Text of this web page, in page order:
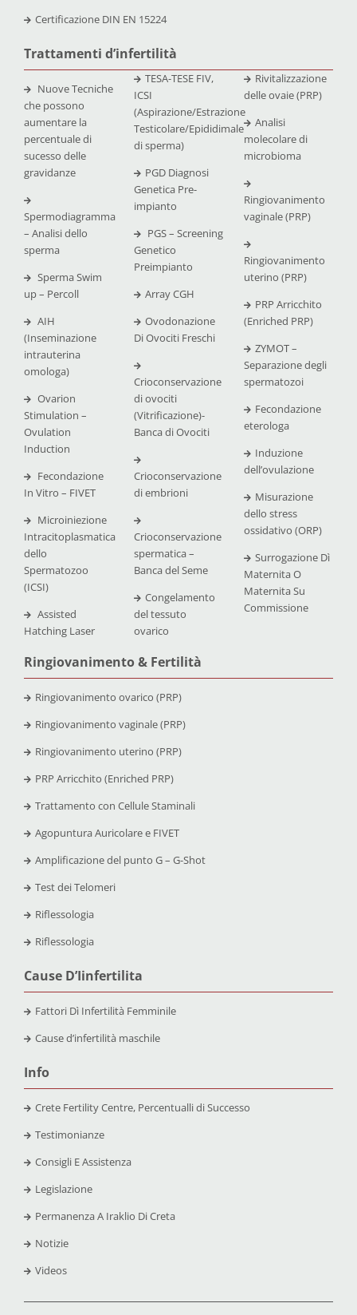
Certificazione DIN EN 15224
Trattamenti d’infertilità
Nuove Tecniche
che possono
aumentare la
percentuale di
sucesso delle
gravidanze
Spermodiagramma
– Analisi dello
sperma
Sperma Swim
up – Percoll
AIH
(Inseminazione
intrauterina
omologa)
Ovarion
Stimulation –
Ovulation
Induction
Fecondazione
In Vitro – FIVET
Microiniezione
Intracitoplasmatica
dello
Spermatozoo
(ICSI)
Assisted
Hatching Laser
TESA-TESE FIV,
ICSI
(Aspirazione/Estrazione
Testicolare/Epididimale
di sperma)
PGD Diagnosi
Genetica Pre-
impianto
PGS – Screening
Genetico
Preimpianto
Array CGH
Ovodonazione
Di Ovociti Freschi
Crioconservazione
di ovociti
(Vitrificazione)-
Banca di Ovociti
Crioconservazione
di embrioni
Crioconservazione
spermatica –
Banca del Seme
Congelamento
del tessuto
ovarico
Rivitalizzazione
delle ovaie (PRP)
Analisi
molecolare di
microbioma
Ringiovanimento
vaginale (PRP)
Ringiovanimento
uterino (PRP)
PRP Arricchito
(Enriched PRP)
ZYMOT –
Separazione degli
spermatozoi
Fecondazione
eterologa
Induzione
dell’ovulazione
Misurazione
dello stress
ossidativo (ORP)
Surrogazione Dì
Maternita O
Maternita Su
Commissione
Ringiovanimento & Fertilità
Ringiovanimento ovarico (PRP)
Ringiovanimento vaginale (PRP)
Ringiovanimento uterino (PRP)
PRP Arricchito (Enriched PRP)
Trattamento con Cellule Staminali
Agopuntura Auricolare e FIVET
Amplificazione del punto G – G-Shot
Test dei Telomeri
Riflessologia
Riflessologia
Cause D’Iinfertilita
Fattori Dì Infertilità Femminile
Cause d’infertilità maschile
Info
Crete Fertility Centre, Percentualli di Successo
Testimonianze
Consigli E Assistenza
Legislazione
Permanenza A Iraklio Di Creta
Notizie
Videos